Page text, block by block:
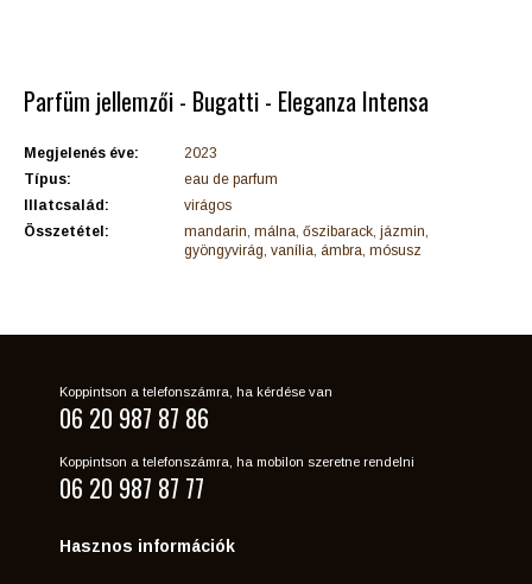
Parfüm jellemzői - Bugatti - Eleganza Intensa
Megjelenés éve:
2023
Típus:
eau de parfum
Illatcsalád:
virágos
Összetétel:
mandarin, málna, őszibarack, jázmin,
gyöngyvirág, vanília, ámbra, mósusz
Koppintson a telefonszámra, ha kérdése van
06 20 987 87 86
Koppintson a telefonszámra, ha mobilon szeretne rendelni
06 20 987 87 77
Hasznos információk